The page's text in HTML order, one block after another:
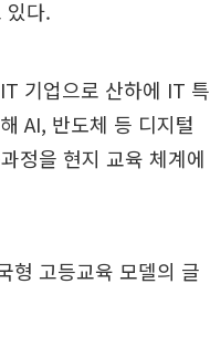
있다.
기업으로 산하에 IT 특
AI, 반도체 등 디지털
정을 현지 교육 체계에
형 고등교육 모델의 글